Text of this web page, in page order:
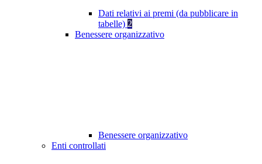
Dati relativi ai premi (da pubblicare in
tabelle) 2
Benessere organizzativo
Benessere organizzativo
Enti controllati